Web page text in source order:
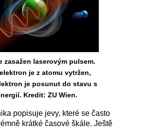
zasažen laserovým pulsem.
je z atomu vytržen,
je posunut do stavu s
Kredit: ZU Wien.
popisuje jevy, které se často
krátké časové škále. Ještě